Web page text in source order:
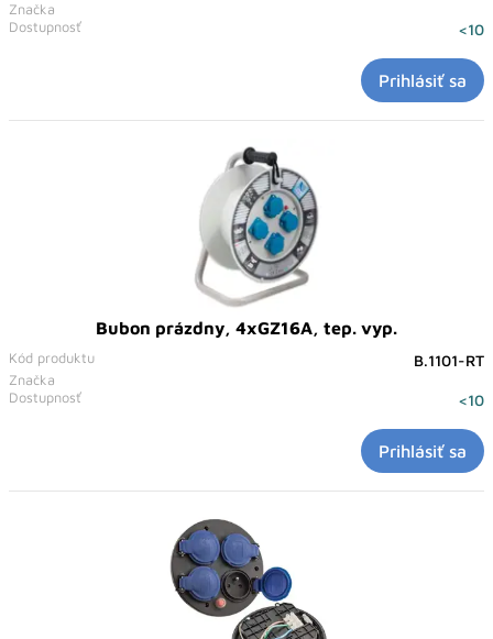
Značka
Dostupnosť <10
Prihlásiť sa
Bubon prázdny, 4xGZ16A, tep. vyp.
Značka
Kód produktu B.1101-RT
Dostupnosť <10
Prihlásiť sa